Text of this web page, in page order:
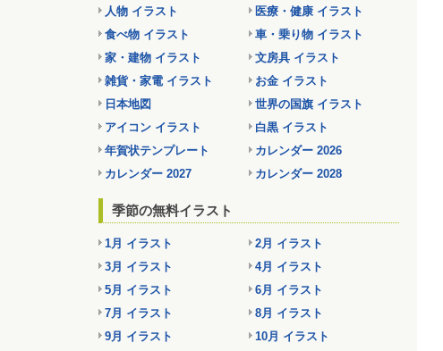
人物 イラスト
医療・健康 イラスト
食べ物 イラスト
車・乗り物 イラスト
家・建物 イラスト
文房具 イラスト
雑貨・家電 イラスト
お金 イラスト
日本地図
世界の国旗 イラスト
アイコン イラスト
白黒 イラスト
年賀状テンプレート
カレンダー 2026
カレンダー 2027
カレンダー 2028
季節の無料イラスト
1月 イラスト
2月 イラスト
3月 イラスト
4月 イラスト
5月 イラスト
6月 イラスト
7月 イラスト
8月 イラスト
9月 イラスト
10月 イラスト